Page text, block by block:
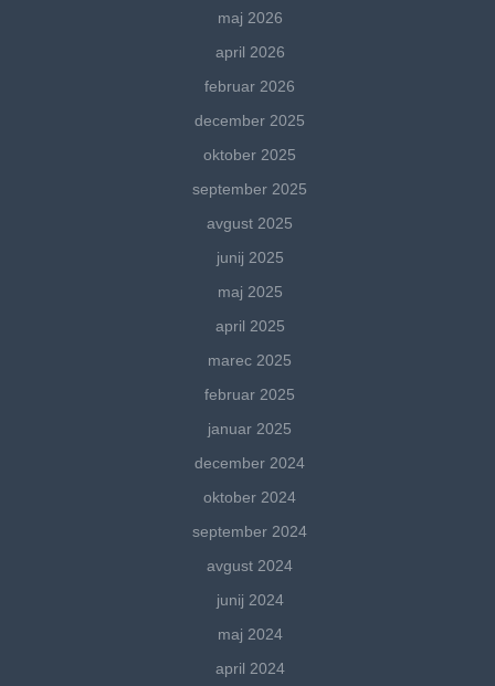
maj 2026
april 2026
februar 2026
december 2025
oktober 2025
september 2025
avgust 2025
junij 2025
maj 2025
april 2025
marec 2025
februar 2025
januar 2025
december 2024
oktober 2024
september 2024
avgust 2024
junij 2024
maj 2024
april 2024